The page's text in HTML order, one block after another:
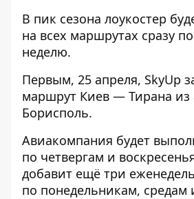
В пик сезона лоукостер
на всех маршрутах сразу
неделю.
Первым, 25 апреля, SkyUp
маршрут Киев — Тирана из
Борисполь.
Авиакомпания будет
по четвергам и
добавит ещё три
по понедельникам, средам